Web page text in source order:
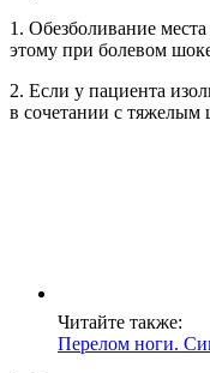
1. Обезболивание
этому при болевом
2. Если у пациента
в сочетании с тяжелым
Читайте также:
Перелом ноги.